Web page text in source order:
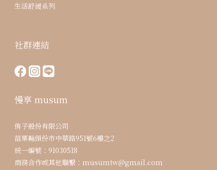
生活舒緩系列
社群連結
慢享 musum
侑子股份有限公司
苗栗縣頭份市中華路951號6樓之2
統一編號：91030518
商務合作或其他聯繫：musumtw@gmail.com